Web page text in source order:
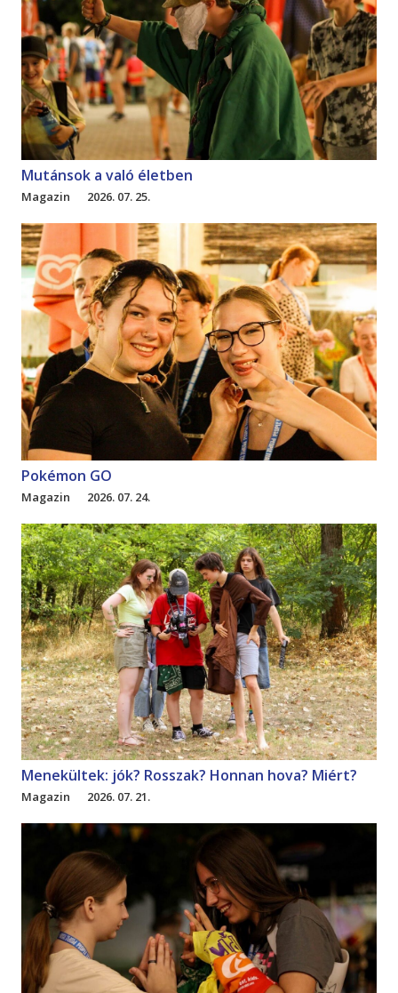
Mutánsok a való életben
Magazin 2026. 07. 25.
Pokémon GO
Magazin 2026. 07. 24.
Menekültek: jók? Rosszak? Honnan hova? Miért?
Magazin 2026. 07. 21.